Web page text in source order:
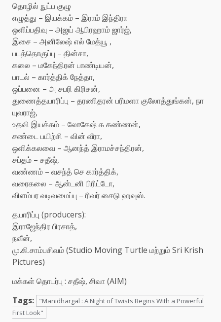
தொழில் நுட்ப குழு
எழுத்து – இயக்கம் – இராம் இந்திரா
ஒளிப்பதிவு – அஜய் ஆபிரஹாம் ஜார்ஜ்,
இசை – அனிலேஷ் எல் மேத்யூ ,
படத்தொகுப்பு – தின்சா,
கலை – மகேந்திரன் பாண்டியன்,
பாடல் – கார்த்திக் நேத்தா,
ஒப்பனை – அ சபரி கிரிசன்,
துணைத்தயாரிப்பு – தரணிதரன் பரிமளா குலோத்துங்கன், நா
யுவராஜ்,
உதவி இயக்கம் – லோகேஷ் க கண்ணன்,
சண்டை பயிற்சி – வின் வீரா,
ஒளிக்கலவை – ஆனந்த் இராமச்சந்திரன்,
சப்தம் – சதீஷ்,
வண்ணம் – வசந்த் செ கார்த்திக்,
வரைகலை – ஆன்டனி பிரிட்டோ,
விளம்பர வடிவமைப்பு – ரிவர் சைடு ஹவுஸ்.
தயாரிப்பு (producers):
இராஜேந்திர பிரசாத்,
நவீன்,
மு.கி.சாம்பசிவம் (Studio Moving Turtle மற்றும் Sri Krish
Pictures)
மக்கள் தொடர்பு : சதீஷ், சிவா (AIM)
Tags:
"Manidhargal : A Night of Twists Begins With a Powerful
First Look"